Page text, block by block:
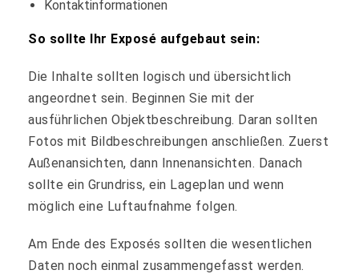
Kontaktinformationen
So sollte Ihr Exposé aufgebaut sein:
Die Inhalte sollten logisch und übersichtlich
angeordnet sein. Beginnen Sie mit der
ausführlichen Objektbeschreibung. Daran sollten
Fotos mit Bildbeschreibungen anschließen. Zuerst
Außenansichten, dann Innenansichten. Danach
sollte ein Grundriss, ein Lageplan und wenn
möglich eine Luftaufnahme folgen.
Am Ende des Exposés sollten die wesentlichen
Daten noch einmal zusammengefasst werden.